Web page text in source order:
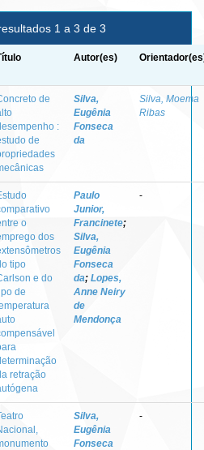
1 a 3 de 3
Autor(es)
de
:
de
Silva,
Eugênia
Fonseca
da
Silva, Moema
Ribas
o
dos
tipo
e do
de
retração
Paulo
Junior,
Francinete;
Silva,
Eugênia
Fonseca
da; Lopes,
Anne Neiry
de
Mendonça
-
Silva,
Eugênia
Fonseca
-